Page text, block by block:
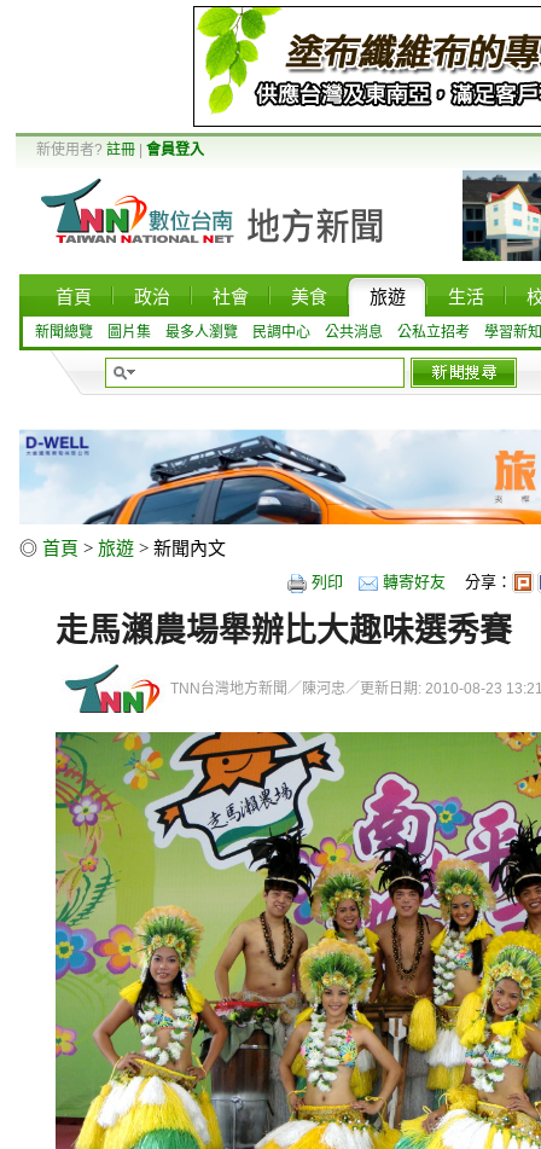
新使用者? 註冊 會員登入
首頁 政治 社會 美食 旅遊 生活
新聞總覽 圖片集 最多人瀏覽 民調中心 公共消息 公私立招考 學習新知
◎ 首頁 > 旅遊 > 新聞內文
列印 轉寄好友 分享：
走馬瀨農場舉辦比大趣味選秀賽
TNN台灣地方新聞／陳河忠／更新日期: 2010-08-23